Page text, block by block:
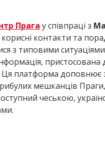
Прага у співпраці з
контакти та
з типовими ситуаціями
пристосована
платформа доповнює
мешканців Праги,
чеською,